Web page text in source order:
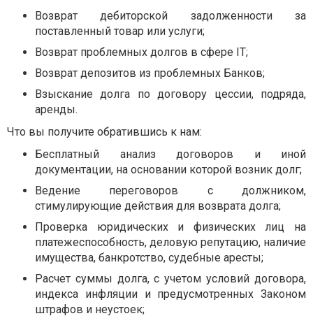
Возврат дебиторской задолженности за
поставленный товар или услуги;
Возврат проблемных долгов в сфере IT;
Возврат депозитов из проблемных Банков;
Взыскание долга по договору цессии, подряда,
аренды.
Что вы получите обратившись к нам:
Бесплатный анализ договоров и иной
документации, на основании которой возник долг;
Ведение переговоров с должником,
стимулирующие действия для возврата долга;
Проверка юридических и физических лиц на
платежеспособность, деловую репутацию, наличие
имущества, банкротство, судебные аресты;
Расчет суммы долга, с учетом условий договора,
индекса инфляции и предусмотренных Законом
штрафов и неустоек;